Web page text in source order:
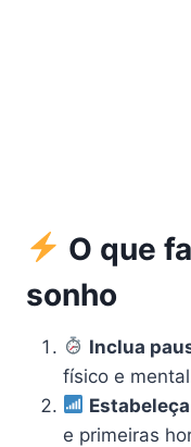
O que
sonho
Inclua
físico e
e primeiras